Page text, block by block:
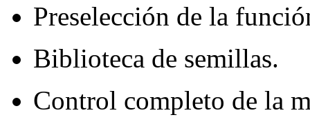
Preselección de la
Biblioteca de semillas.
Control completo de la